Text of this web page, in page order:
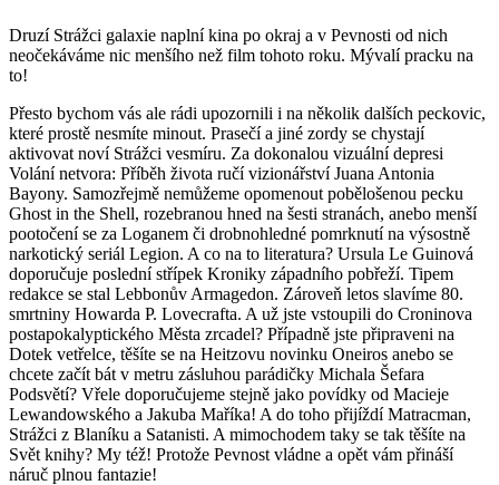
Druzí Strážci galaxie naplní kina po okraj a v Pevnosti od nich
neočekáváme nic menšího než film tohoto roku. Mývalí pracku na
to!
Přesto bychom vás ale rádi upozornili i na několik dalších peckovic,
které prostě nesmíte minout. Prasečí a jiné zordy se chystají
aktivovat noví Strážci vesmíru. Za dokonalou vizuální depresi
Volání netvora: Příběh života ručí vizionářství Juana Antonia
Bayony. Samozřejmě nemůžeme opomenout pobělošenou pecku
Ghost in the Shell, rozebranou hned na šesti stranách, anebo menší
pootočení se za Loganem či drobnohledné pomrknutí na výsostně
narkotický seriál Legion. A co na to literatura? Ursula Le Guinová
doporučuje poslední střípek Kroniky západního pobřeží. Tipem
redakce se stal Lebbonův Armagedon. Zároveň letos slavíme 80.
smrtniny Howarda P. Lovecrafta. A už jste vstoupili do Croninova
postapokalyptického Města zrcadel? Případně jste připraveni na
Dotek vetřelce, těšíte se na Heitzovu novinku Oneiros anebo se
chcete začít bát v metru zásluhou parádičky Michala Šefara
Podsvětí? Vřele doporučujeme stejně jako povídky od Macieje
Lewandowského a Jakuba Maříka! A do toho přijíždí Matracman,
Strážci z Blaníku a Satanisti. A mimochodem taky se tak těšíte na
Svět knihy? My též! Protože Pevnost vládne a opět vám přináší
náruč plnou fantazie!